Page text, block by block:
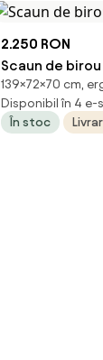
2.250 RON
Scaun de birou
139×72×70 cm,
Disponibil în 4 e-
În stoc